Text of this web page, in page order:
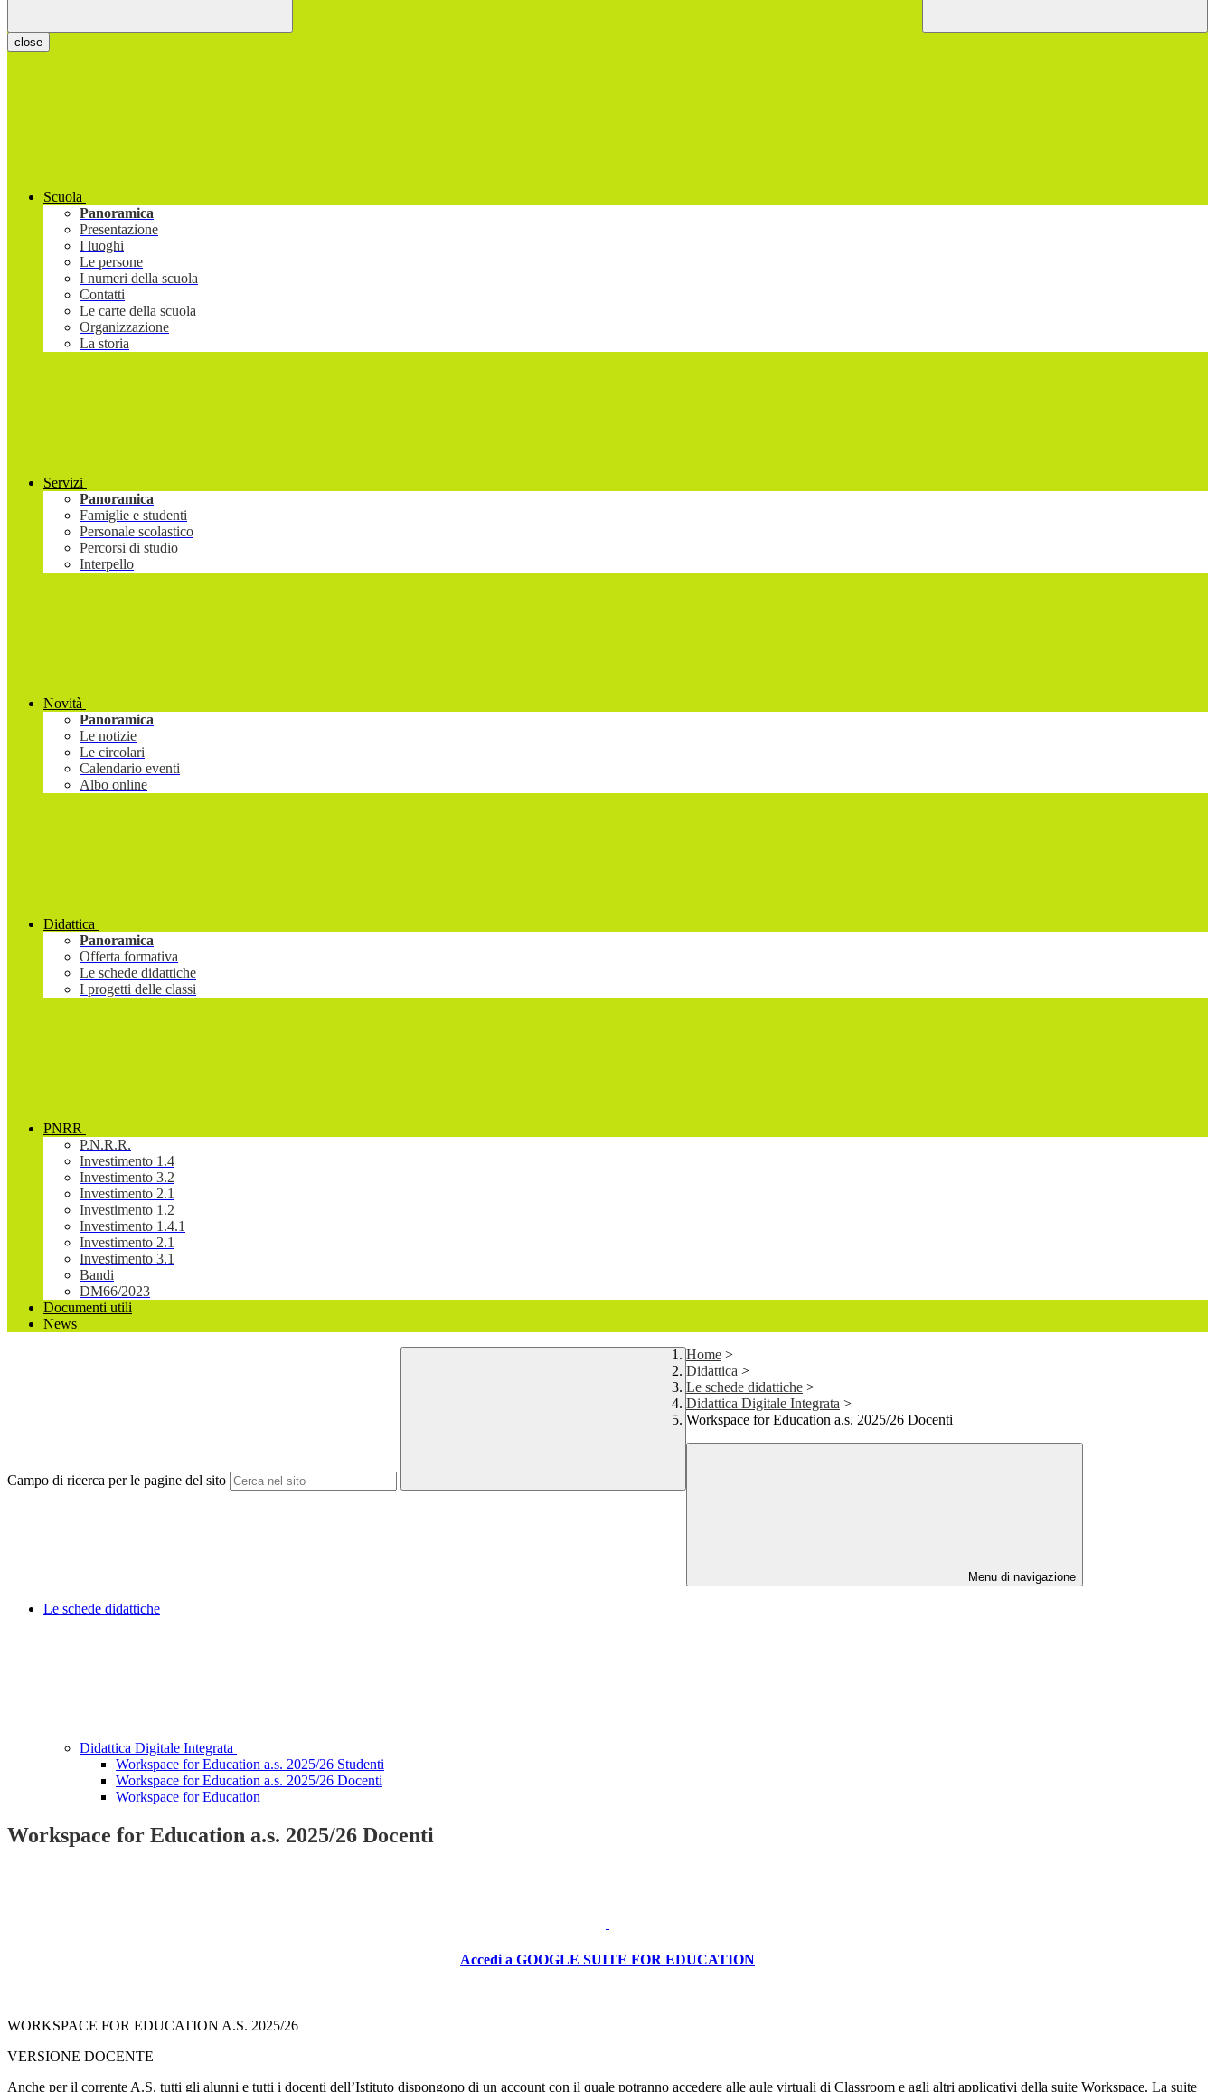
close
Scuola
Panoramica
Presentazione
I luoghi
Le persone
I numeri della scuola
Contatti
Le carte della scuola
Organizzazione
La storia
Servizi
Panoramica
Famiglie e studenti
Personale scolastico
Percorsi di studio
Interpello
Novità
Panoramica
Le notizie
Le circolari
Calendario eventi
Albo online
Didattica
Panoramica
Offerta formativa
Le schede didattiche
I progetti delle classi
PNRR
P.N.R.R.
Investimento 1.4
Investimento 3.2
Investimento 2.1
Investimento 1.2
Investimento 1.4.1
Investimento 2.1
Investimento 3.1
Bandi
DM66/2023
Documenti utili
News
Campo di ricerca per le pagine del sito
Home >
Didattica >
Le schede didattiche >
Didattica Digitale Integrata >
Workspace for Education a.s. 2025/26 Docenti
Menu di navigazione
Le schede didattiche
Didattica Digitale Integrata
Workspace for Education a.s. 2025/26 Studenti
Workspace for Education a.s. 2025/26 Docenti
Workspace for Education
Workspace for Education a.s. 2025/26 Docenti
Accedi a GOOGLE SUITE FOR EDUCATION
WORKSPACE FOR EDUCATION A.S. 2025/26
VERSIONE DOCENTE
Anche per il corrente A.S. tutti gli alunni e tutti i docenti dell’Istituto dispongono di un account con il quale potranno accedere alle aule virtuali di Classroom e agli altri applicativi della suite Workspace. La suite